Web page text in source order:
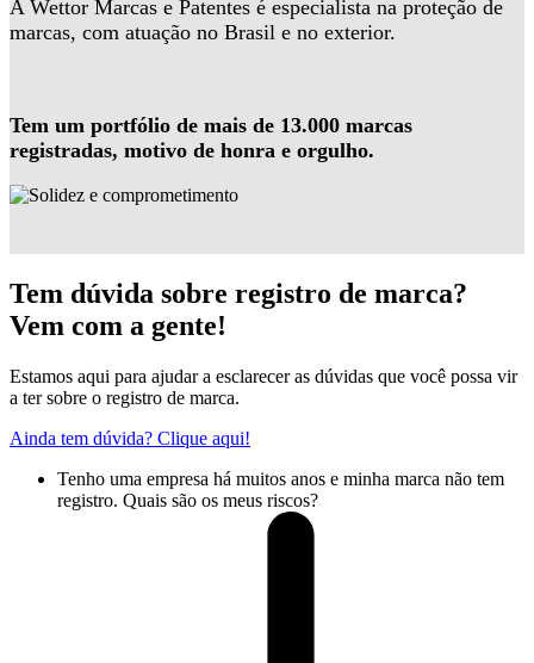
A Wettor Marcas e Patentes é especialista na proteção de
marcas, com atuação no Brasil e no exterior.
Tem um portfólio de mais de 13.000 marcas
registradas, motivo de honra e orgulho.
Tem dúvida sobre registro de marca?
Vem com a gente!
Estamos aqui para ajudar a esclarecer as dúvidas que você possa vir
a ter sobre o registro de marca.
Ainda tem dúvida? Clique aqui!
Tenho uma empresa há muitos anos e minha marca não tem
registro. Quais são os meus riscos?